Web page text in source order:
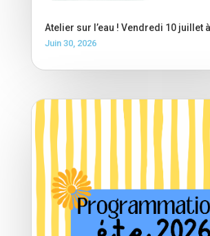
Atelier sur l’eau ! Vendredi 10 juillet
Juin 30, 2026